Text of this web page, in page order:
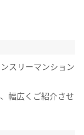
スリーマンション
幅広くご紹介させ